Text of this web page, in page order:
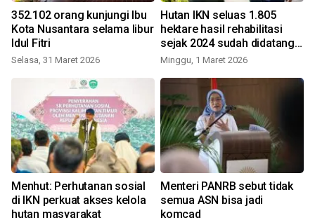
352.102 orang kunjungi Ibu
Kota Nusantara selama libur
Idul Fitri
Selasa, 31 Maret 2026
Hutan IKN seluas 1.805
hektare hasil rehabilitasi
sejak 2024 sudah didatangi
satwa
Minggu, 1 Maret 2026
Menhut: Perhutanan sosial
di IKN perkuat akses kelola
hutan masyarakat
Menteri PANRB sebut tidak
semua ASN bisa jadi
komcad